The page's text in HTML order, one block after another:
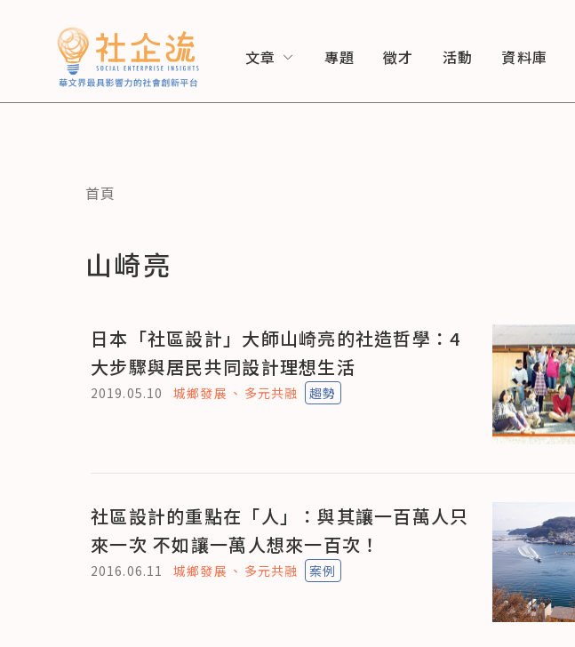
文章 專題 徵才 活動 資料庫
首頁
山崎亮
日本「社區設計」大師山崎亮的社造哲學：4
大步驟與居民共同設計理想生活
2019.05.10 城鄉發展 多元共融 趨勢
社區設計的重點在「人」：與其讓一百萬人只
來一次 不如讓一萬人想來一百次！
2016.06.11 城鄉發展 多元共融 案例